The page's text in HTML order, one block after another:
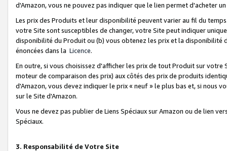
d'Amazon, vous ne pouvez pas indiquer que le lien permet d'acheter
Les prix des Produits et leur disponibilité peuvent varier au fil du
votre Site sont susceptibles de changer, votre Site peut indiquer
disponibilité du Produit ou (b) vous obtenez les prix et la disponibilité
énoncées dans la Licence.
En outre, si vous choisissez d'afficher les prix de tout Produit sur
moteur de comparaison des prix) aux côtés des prix de produits
d'Amazon, vous devez indiquer le prix « neuf » le plus bas et, si nous
sur le Site d'Amazon.
Vous ne devez pas publier de Liens Spéciaux sur Amazon ou de lien
Spéciaux.
3. Responsabilité de Votre Site